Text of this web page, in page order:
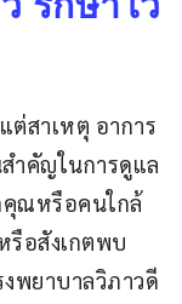
ต่สาเหตุ อาการ
ำคัญในการดูแล
ณหรือคนใกล้
รือสังเกตพบ
พยาบาลวิภาวดี